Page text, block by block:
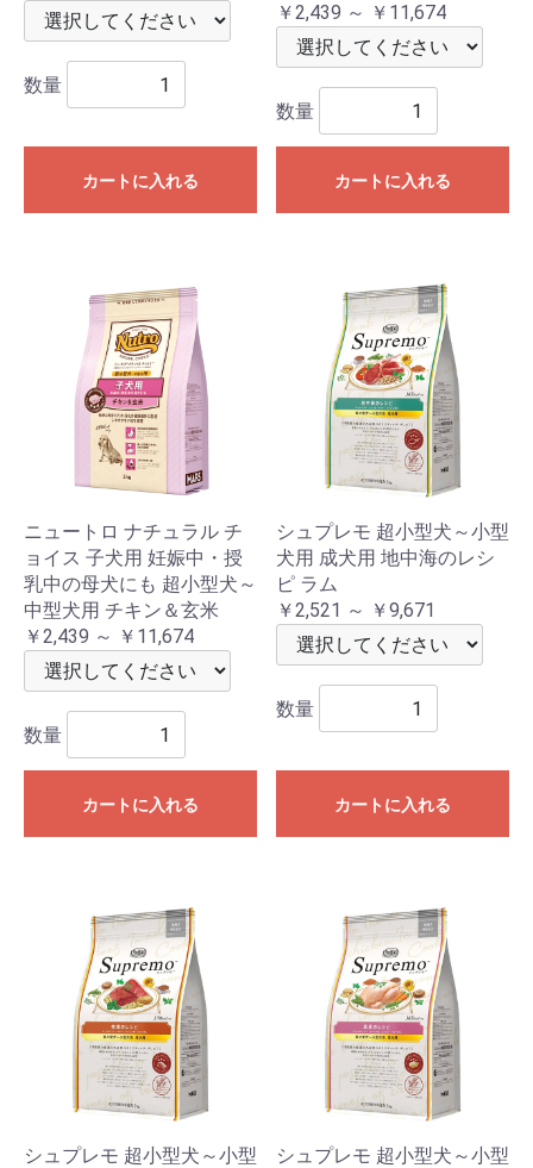
数量
カートに入れる
￥2,439 ～ ￥11,674
数量
カートに入れる
ニュートロ ナチュラル チ
ョイス 子犬用 妊娠中・授
乳中の母犬にも 超小型犬～
中型犬用 チキン＆玄米
￥2,439 ～ ￥11,674
数量
カートに入れる
シュプレモ 超小型犬～小型
犬用 成犬用 地中海のレシ
ピ ラム
￥2,521 ～ ￥9,671
数量
カートに入れる
シュプレモ 超小型犬～小型
シュプレモ 超小型犬～小型